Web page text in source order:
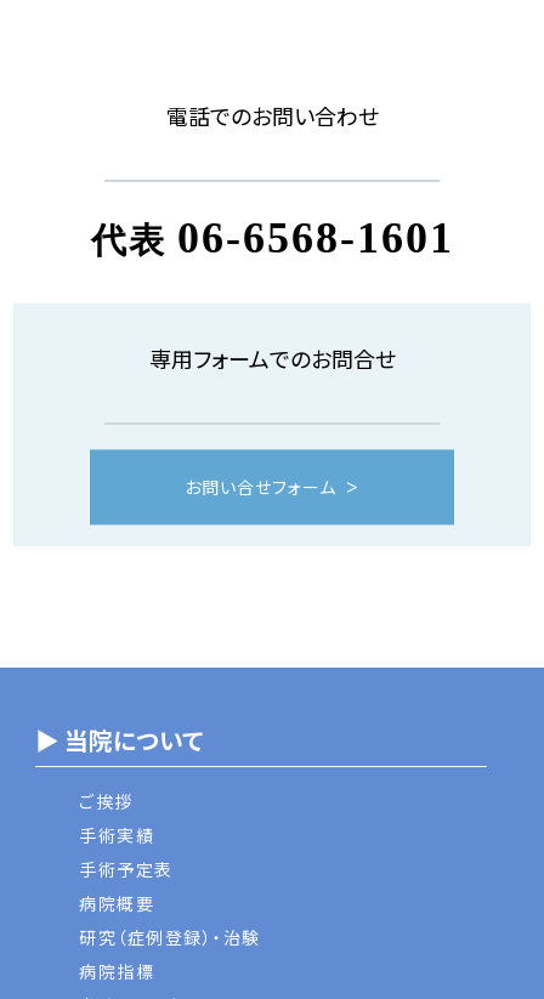
電話でのお問い合わせ
代表 06-6568-1601
専用フォームでのお問合せ
お問い合せフォーム
▶ 当院について
ご挨拶
手術実績
手術予定表
病院概要
研究（症例登録）・治験
病院指標